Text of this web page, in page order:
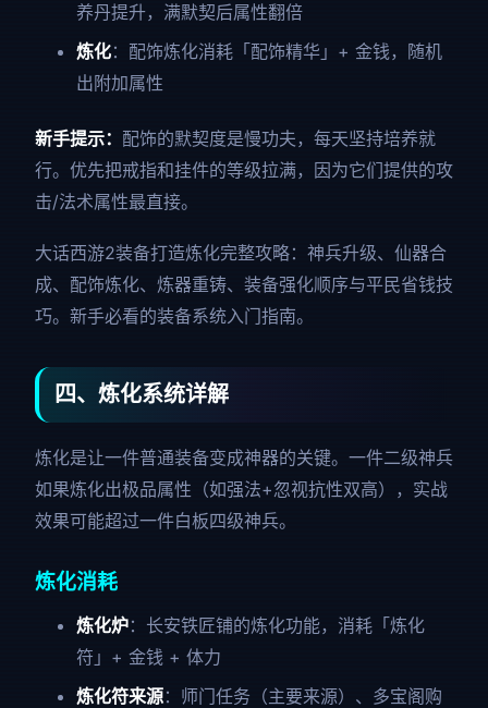
养丹提升，满默契后属性翻倍
炼化：配饰炼化消耗「配饰精华」+ 金钱，随机
出附加属性
新手提示： 配饰的默契度是慢功夫，每天坚持培养就
行。优先把戒指和挂件的等级拉满，因为它们提供的攻
击/法术属性最直接。
大话西游2装备打造炼化完整攻略：神兵升级、仙器合
成、配饰炼化、炼器重铸、装备强化顺序与平民省钱技
巧。新手必看的装备系统入门指南。
四、炼化系统详解
炼化是让一件普通装备变成神器的关键。一件二级神兵
如果炼化出极品属性（如强法+忽视抗性双高），实战
效果可能超过一件白板四级神兵。
炼化消耗
炼化炉：长安铁匠铺的炼化功能，消耗「炼化
符」+ 金钱 + 体力
炼化符来源：师门任务（主要来源）、多宝阁购